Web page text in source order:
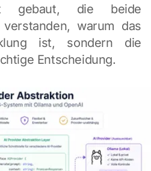
gebaut, die beide
warum das
ist, sondern die
Entscheidung.